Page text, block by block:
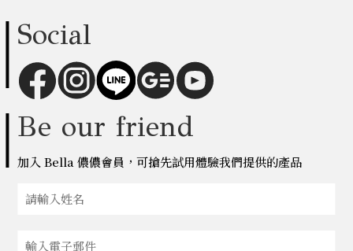
Social
Be our friend
加入 Bella 儂儂會員，可搶先試用體驗我們提供的產品